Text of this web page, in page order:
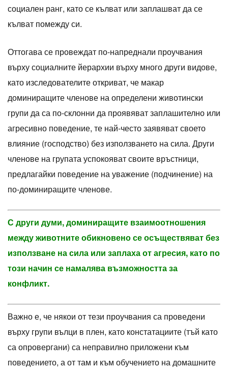
социален ранг, като се кълват или заплашват да се
кълват помежду си.
Оттогава се провеждат по-напреднали проучвания
върху социалните йерархии върху много други видове,
като изследователите откриват, че макар
доминиращите членове на определени животински
групи да са по-склонни да проявяват заплашително или
агресивно поведение, те най-често заявяват своето
влияние (господство) без използването на сила. Други
членове на групата успокояват своите връстници,
предлагайки поведение на уважение (подчинение) на
по-доминиращите членове.
С други думи, доминиращите взаимоотношения
между животните обикновено се осъществяват без
използване на сила или заплаха от агресия, като по
този начин се намалява възможността за
конфликт.
Важно е, че някои от тези проучвания са проведени
върху групи вълци в плен, като констатациите (тъй като
са опровергани) са неправилно приложени към
поведението, а от там и към обучението на домашните